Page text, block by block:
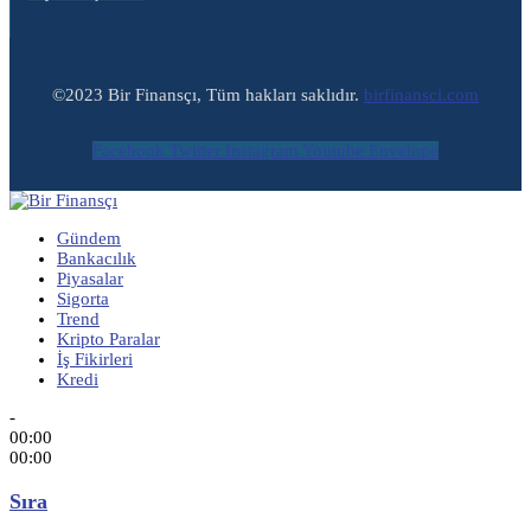
©2023 Bir Finansçı, Tüm hakları saklıdır. birfinansci.com
Facebook Twitter Instagram Youtube Envelope
Gündem
Bankacılık
Piyasalar
Sigorta
Trend
Kripto Paralar
İş Fikirleri
Kredi
-
00:00
00:00
Sıra